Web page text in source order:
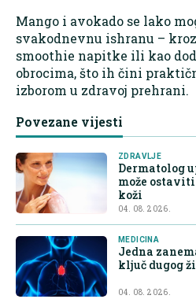
Mango i avokado se lako
svakodnevnu ishranu –
smoothie napitke ili kao
obrocima, što ih čini
izborom u zdravoj prehrani.
Povezane vijesti
ZDRAVLJE
Dermatolog
može
koži
04. 08. 2026.
MEDICINA
Jedna
ključ dugog
04. 08. 2026.